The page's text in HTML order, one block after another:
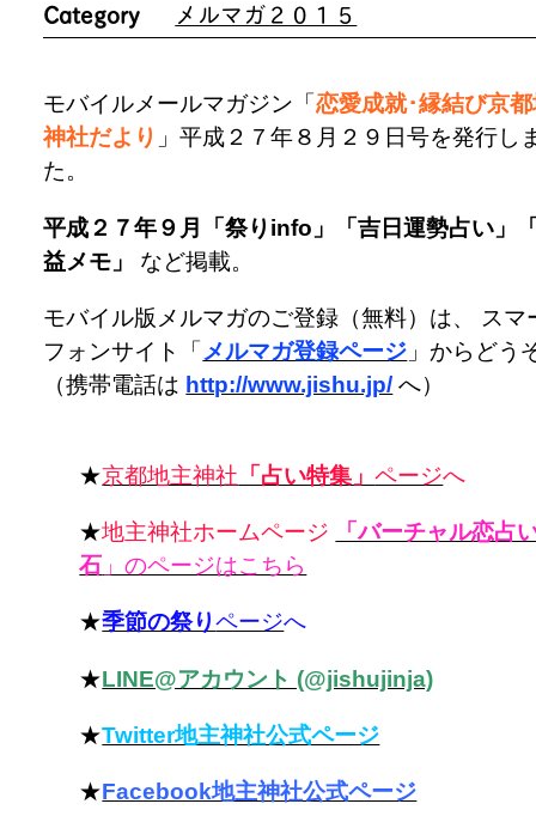
Category
メルマガ２０１５
モバイルメールマガジン「恋愛成就･縁結び京
神社だより 」平成２７年８月２９日号を発行し
た。
平成２７年９月「祭りinfo」「吉日運勢占い」
益メモ」
など掲載。
モバイル版メルマガのご登録（無料）は、 スマ
フォンサイト「 メルマガ登録ページ 」からどう
（携帯電話は http://www.jishu.jp/ へ）
★京都地主神社 「占い特集」ページへ
★地主神社ホームページ
「バーチャル恋占
石 」のページはこちら
★季節の祭りページへ
★LINE@アカウント (@jishujinja)
★Twitter地主神社公式ページ
★Facebook地主神社公式ページ